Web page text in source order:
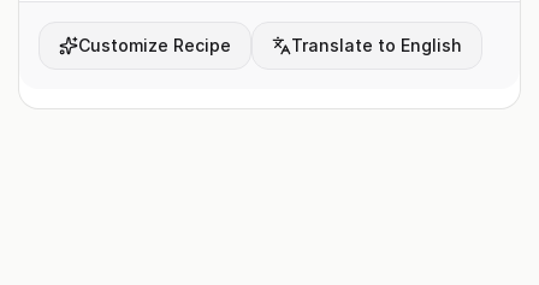
Customize Recipe Translate to English